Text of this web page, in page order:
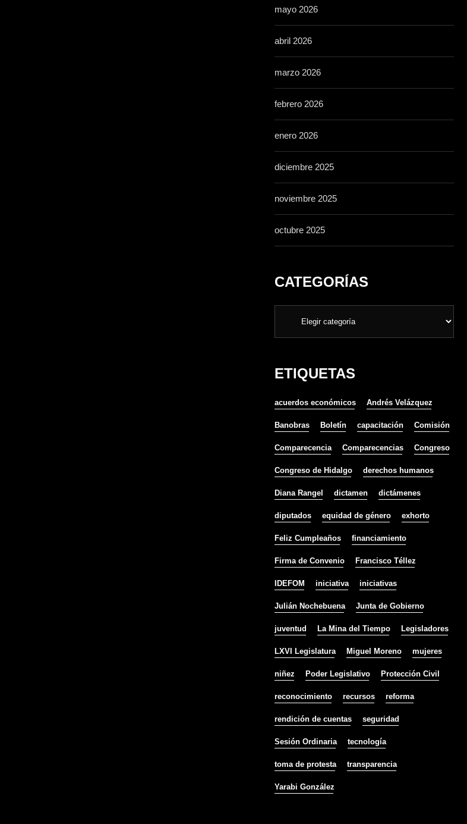
mayo 2026
abril 2026
marzo 2026
febrero 2026
enero 2026
diciembre 2025
noviembre 2025
octubre 2025
CATEGORÍAS
ETIQUETAS
acuerdos económicos Andrés Velázquez
Banobras Boletín capacitación Comisión
Comparecencia Comparecencias Congreso
Congreso de Hidalgo derechos humanos
Diana Rangel dictamen dictámenes
diputados equidad de género exhorto
Feliz Cumpleaños financiamiento
Firma de Convenio Francisco Téllez
IDEFOM iniciativa iniciativas
Julián Nochebuena Junta de Gobierno
juventud La Mina del Tiempo Legisladores
LXVI Legislatura Miguel Moreno mujeres
niñez Poder Legislativo Protección Civil
reconocimiento recursos reforma
rendición de cuentas seguridad
Sesión Ordinaria tecnología
toma de protesta transparencia
Yarabi González